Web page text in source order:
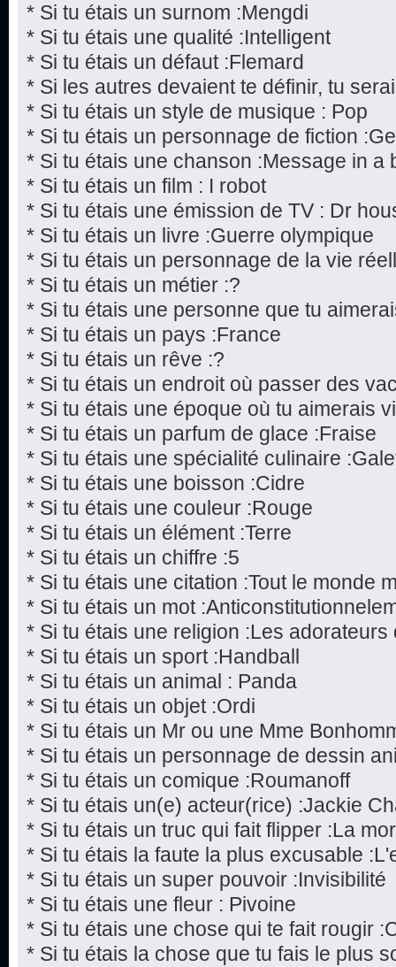
* Si tu étais un surnom :Mengdi
* Si tu étais une qualité :Intelligent
* Si tu étais un défaut :Flemard
* Si les autres devaient te définir, tu
* Si tu étais un style de musique : Pop
* Si tu étais un personnage de fiction
* Si tu étais une chanson :Message in a
* Si tu étais un film : I robot
* Si tu étais une émission de TV : Dr
* Si tu étais un livre :Guerre olympique
* Si tu étais un personnage de la vie
* Si tu étais un métier :?
* Si tu étais une personne que tu
* Si tu étais un pays :France
* Si tu étais un rêve :?
* Si tu étais un endroit où passer des
* Si tu étais une époque où tu aimerais
* Si tu étais un parfum de glace :Fraise
* Si tu étais une spécialité culinaire
* Si tu étais une boisson :Cidre
* Si tu étais une couleur :Rouge
* Si tu étais un élément :Terre
* Si tu étais un chiffre :5
* Si tu étais une citation :Tout le monde
* Si tu étais un mot
* Si tu étais une religion :Les adorateurs
* Si tu étais un sport :Handball
* Si tu étais un animal : Panda
* Si tu étais un objet :Ordi
* Si tu étais un Mr ou une Mme
* Si tu étais un personnage de dessin
* Si tu étais un comique :Roumanoff
* Si tu étais un(e) acteur(rice) :Jackie
* Si tu étais un truc qui fait flipper :La
* Si tu étais la faute la plus excusable
* Si tu étais un super pouvoir :Invisibilité
* Si tu étais une fleur : Pivoine
* Si tu étais une chose qui te fait rougir
* Si tu étais la chose que tu fais le plus